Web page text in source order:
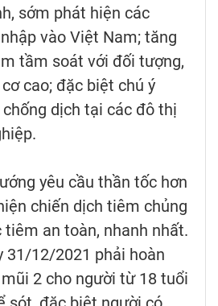
sớm phát hiện các
vào Việt Nam; tăng
tầm soát với đối tượng,
cao; đặc biệt chú ý
dịch tại các đô thị
yêu cầu thần tốc hơn
chiến dịch tiêm chủng
an toàn, nhanh nhất.
31/12/2021 phải hoàn
2 cho người từ 18 tuổi